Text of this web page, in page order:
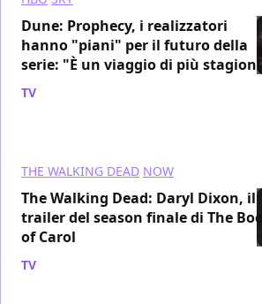
Dune: Prophecy, i realizzatori
hanno "piani" per il futuro della
serie: "È un viaggio di più
TV
THE WALKING DEAD NOW
The Walking Dead: Daryl Dixon, il
trailer del season finale di The Book
of Carol
TV